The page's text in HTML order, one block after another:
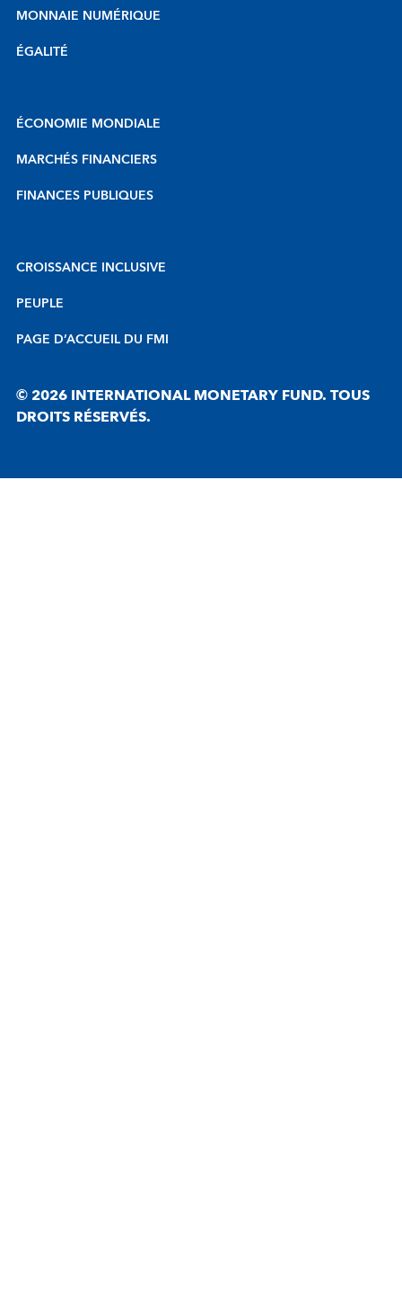
MONNAIE NUMÉRIQUE
ÉGALITÉ
ÉCONOMIE MONDIALE
MARCHÉS FINANCIERS
FINANCES PUBLIQUES
CROISSANCE INCLUSIVE
PEUPLE
PAGE D’ACCUEIL DU FMI
© 2026 INTERNATIONAL MONETARY FUND. TOUS
DROITS RÉSERVÉS.